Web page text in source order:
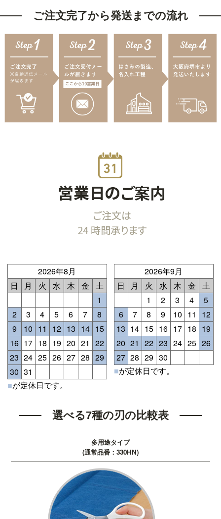
ご注文完了から発送までの流れ
2026年8月
日
月 火 水 木 金
土
1
2
3 4 5 6 7
8
9
10 11 12 13 14 15
16 17 18 19 20 21
22
23 24 25 26 27 28 29
30 31
■が定休日です。
2026年9月
日
月 火 水 木 金
土
1
2 3 4
5
6
7 8 9 10 11
12
13 14 15 16 17 18 19
20 21 22 23 24 25 26
27 28 29 30
■が定休日です。
選べる7種の刃の比較表
多用途タイプ
(通常品番：330HN)